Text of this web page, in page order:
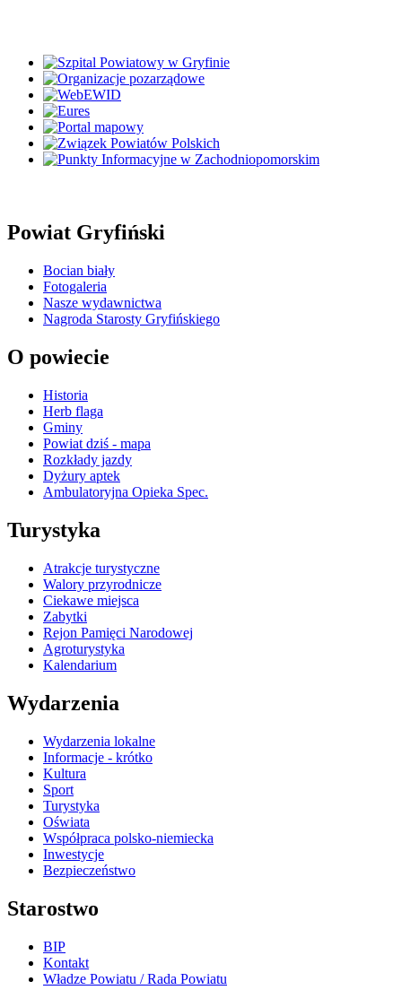
Powiat Gryfiński
Bocian biały
Fotogaleria
Nasze wydawnictwa
Nagroda Starosty Gryfińskiego
O powiecie
Historia
Herb flaga
Gminy
Powiat dziś - mapa
Rozkłady jazdy
Dyżury aptek
Ambulatoryjna Opieka Spec.
Turystyka
Atrakcje turystyczne
Walory przyrodnicze
Ciekawe miejsca
Zabytki
Rejon Pamięci Narodowej
Agroturystyka
Kalendarium
Wydarzenia
Wydarzenia lokalne
Informacje - krótko
Kultura
Sport
Turystyka
Oświata
Współpraca polsko-niemiecka
Inwestycje
Bezpieczeństwo
Starostwo
BIP
Kontakt
Władze Powiatu / Rada Powiatu